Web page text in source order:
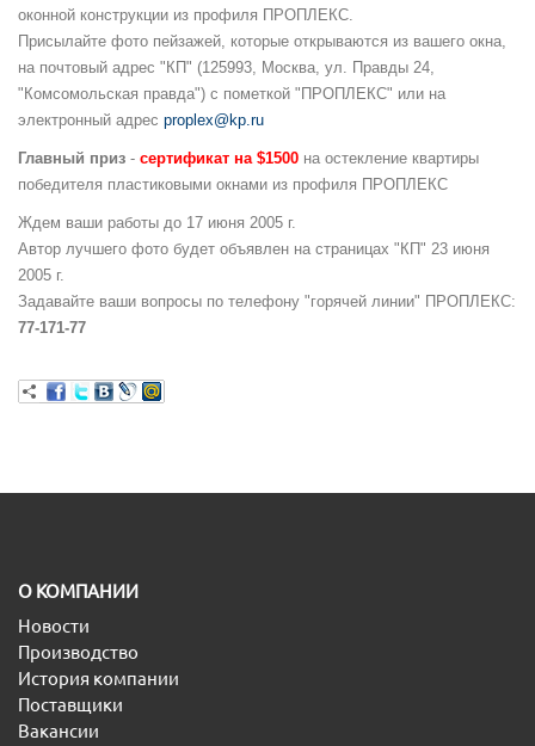
оконной конструкции из профиля ПРОПЛЕКС.
Присылайте фото пейзажей, которые открываются из вашего окна,
на почтовый адрес "КП" (125993, Москва, ул. Правды 24,
"Комсомольская правда") с пометкой "ПРОПЛЕКС" или на
электронный адрес proplex@kp.ru
Главный приз - сертификат на $1500 на остекление квартиры
победителя пластиковыми окнами из профиля ПРОПЛЕКС
Ждем ваши работы до 17 июня 2005 г.
Автор лучшего фото будет объявлен на страницах "КП" 23 июня
2005 г.
Задавайте ваши вопросы по телефону "горячей линии" ПРОПЛЕКС:
77-171-77
O КОМПАНИИ
Новости
Производство
История компании
Поставщики
Вакансии